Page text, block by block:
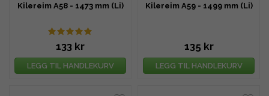
Kilereim A58 - 1473 mm (Li)
133 kr
LEGG TIL HANDLEKURV
Kilereim A59 - 1499 mm (Li)
135 kr
LEGG TIL HANDLEKURV